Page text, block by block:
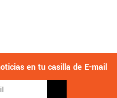
en tu casilla de E-mail